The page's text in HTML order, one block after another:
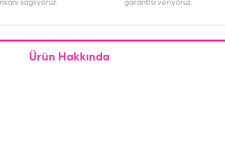
sağlıyoruz.
garantisi veriyoruz.
Ürün Hakkında